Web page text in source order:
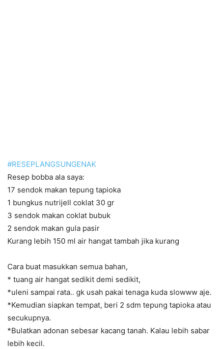
#RESEPLANGSUNGENAK
Resep bobba ala saya:
17 sendok makan tepung tapioka
1 bungkus nutrijell coklat 30 gr
3 sendok makan coklat bubuk
2 sendok makan gula pasir
Kurang lebih 150 ml air hangat tambah jika kurang
Cara buat masukkan semua bahan,
* tuang air hangat sedikit demi sedikit,
*uleni sampai rata.. gk usah pakai tenaga kuda slowww aje.
*Kemudian siapkan tempat, beri 2 sdm tepung tapioka atau
secukupnya.
*Bulatkan adonan sebesar kacang tanah. Kalau lebih sabar
lebih kecil.